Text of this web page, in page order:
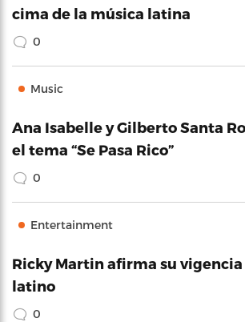
cima de la música latina
0
Music
Ana Isabelle y Gilberto Santa
el tema “Se Pasa Rico”
0
Entertainment
Ricky Martin afirma su
latino
0